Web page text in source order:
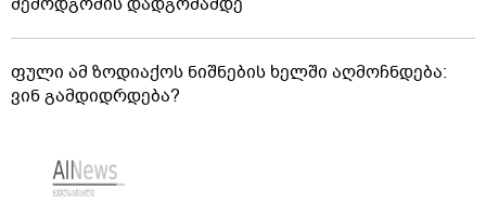
ფული ამ ზოდიაქოს ნიშნების ხელში აღმოჩნდება:
ვინ გამდიდრდება?